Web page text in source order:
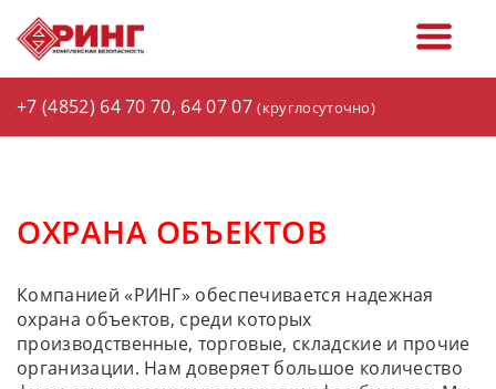
+7 (4852) 64 70 70, 64 07 07(круглосуточно)
ОХРАНА ОБЪЕКТОВ
Компанией «РИНГ» обеспечивается надежная
охрана объектов, среди которых
производственные, торговые, складские и прочие
организации. Нам доверяет большое количество